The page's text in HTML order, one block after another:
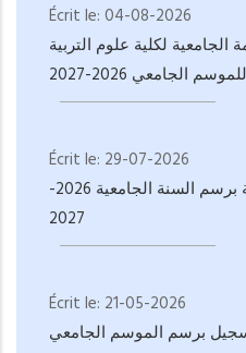
Écrit le: 04-08-2026
الجامعية لكلية علوم التربية
للموسم الجامعي 2026-2027
Écrit le: 29-07-2026
ولوج سلك الإجازة في التربية برسم السنة الجامعية 2026-
2027
Écrit le: 21-05-2026
برسم الموسم الجامعي